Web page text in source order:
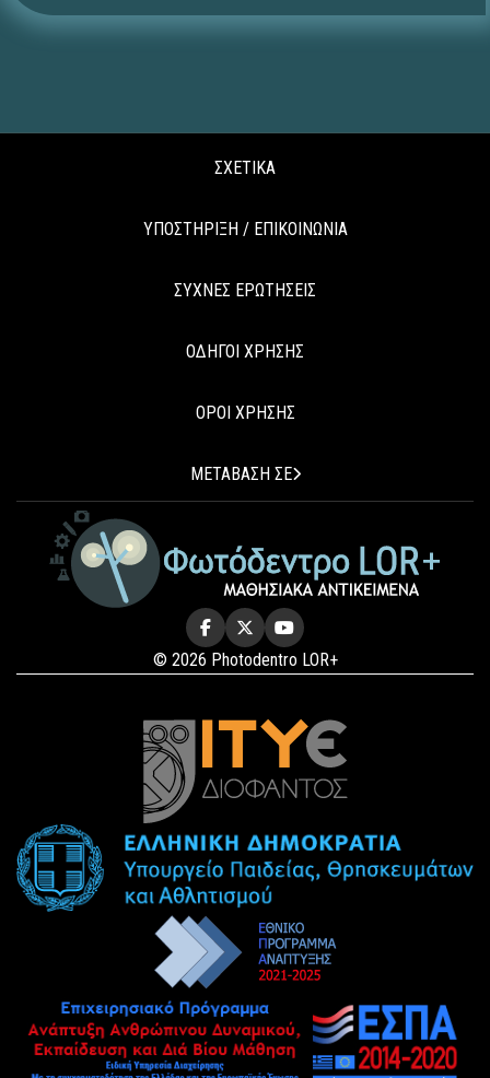
ΣΧΕΤΙΚΑ
ΥΠΟΣΤΗΡΙΞΗ / ΕΠΙΚΟΙΝΩΝΙΑ
ΣΥΧΝΕΣ ΕΡΩΤΗΣΕΙΣ
ΟΔΗΓΟΙ ΧΡΗΣΗΣ
ΟΡΟΙ ΧΡΗΣΗΣ
ΜΕΤΑΒΑΣΗ ΣΕ
© 2026 Photodentro LOR+